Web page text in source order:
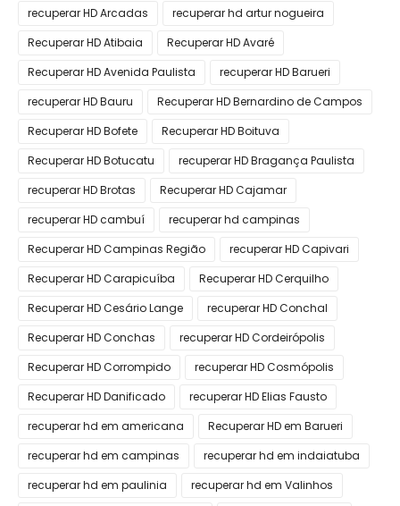
recuperar HD Arcadas
recuperar hd artur nogueira
Recuperar HD Atibaia
Recuperar HD Avaré
Recuperar HD Avenida Paulista
recuperar HD Barueri
recuperar HD Bauru
Recuperar HD Bernardino de Campos
Recuperar HD Bofete
Recuperar HD Boituva
Recuperar HD Botucatu
recuperar HD Bragança Paulista
recuperar HD Brotas
Recuperar HD Cajamar
recuperar HD cambuí
recuperar hd campinas
Recuperar HD Campinas Região
recuperar HD Capivari
Recuperar HD Carapicuíba
Recuperar HD Cerquilho
Recuperar HD Cesário Lange
recuperar HD Conchal
Recuperar HD Conchas
recuperar HD Cordeirópolis
Recuperar HD Corrompido
recuperar HD Cosmópolis
Recuperar HD Danificado
recuperar HD Elias Fausto
recuperar hd em americana
Recuperar HD em Barueri
recuperar hd em campinas
recuperar hd em indaiatuba
recuperar hd em paulinia
recuperar hd em Valinhos